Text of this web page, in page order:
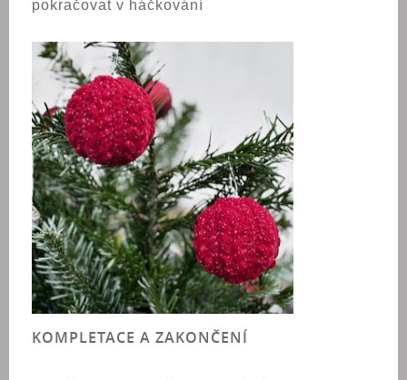
pokračovat v háčkování
KOMPLETACE A ZAKONČENÍ